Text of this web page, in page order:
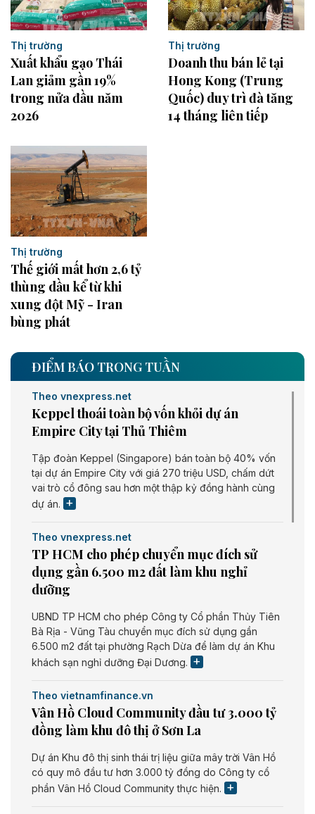
Thị trường
Xuất khẩu gạo Thái
Lan giảm gần 19%
trong nửa đầu năm
2026
Thị trường
Doanh thu bán lẻ tại
Hong Kong (Trung
Quốc) duy trì đà tăng
14 tháng liên tiếp
Thị trường
Thế giới mất hơn 2,6 tỷ
thùng dầu kể từ khi
xung đột Mỹ - Iran
bùng phát
ĐIỂM BÁO TRONG TUẦN
Theo vnexpress.net
Keppel thoái toàn bộ vốn khỏi dự án
Empire City tại Thủ Thiêm
Tập đoàn Keppel (Singapore) bán toàn bộ 40% vốn
tại dự án Empire City với giá 270 triệu USD, chấm dứt
vai trò cổ đông sau hơn một thập kỷ đồng hành cùng
dự án.
Theo vnexpress.net
TP HCM cho phép chuyển mục đích sử
dụng gần 6.500 m2 đất làm khu nghỉ
dưỡng
UBND TP HCM cho phép Công ty Cổ phần Thủy Tiên
Bà Rịa - Vũng Tàu chuyển mục đích sử dụng gần
6.500 m2 đất tại phường Rạch Dừa để làm dự án Khu
khách sạn nghỉ dưỡng Đại Dương.
Theo vietnamfinance.vn
Vân Hồ Cloud Community đầu tư 3.000 tỷ
đồng làm khu đô thị ở Sơn La
Dự án Khu đô thị sinh thái trị liệu giữa mây trời Vân Hồ
có quy mô đầu tư hơn 3.000 tỷ đồng do Công ty cổ
phần Vân Hồ Cloud Community thực hiện.